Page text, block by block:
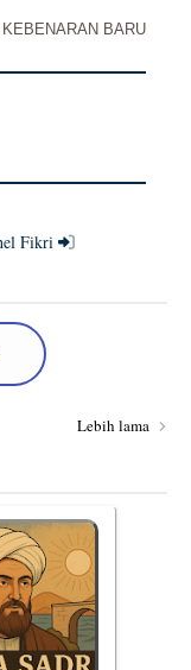
BARU
Fikri
Lebih lama